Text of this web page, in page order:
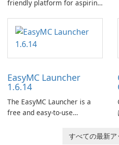
friendly platform for aspiring
imagination to life. With a
wide range of tools and
features, this app allows
users to easily design 3D
captivating animated scenes.
EasyMC Launcher
1.6.14
The EasyMC Launcher is a
free and easy-to-use
developed by EasyMC. Itすべての最新ア